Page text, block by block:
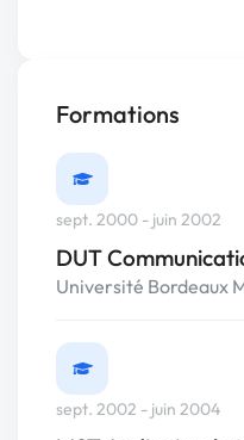
Formations
sept. 2000 - juin 2002
DUT
Université Bordeaux
sept. 2002 - juin 2004